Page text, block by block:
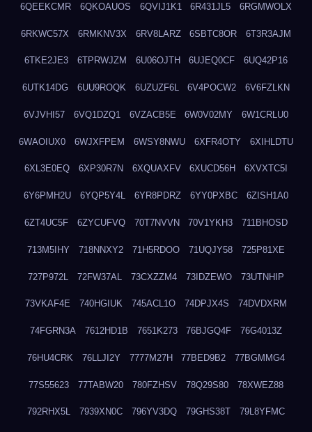
6QEEKCMR 6QKOAUOS 6QVIJ1K1 6R431JL5 6RGMWOLX
6RKWC57X 6RMKNV3X 6RV8LARZ 6SBTC8OR 6T3R3AJM
6TKE2JE3 6TPRWJZM 6U06OJTH 6UJEQ0CF 6UQ42P16
6UTK14DG 6UU9ROQK 6UZUZF6L 6V4POCW2 6V6FZLKN
6VJVHI57 6VQ1DZQ1 6VZACB5E 6W0V02MY 6W1CRLU0
6WAOIUX0 6WJXFPEM 6WSY8NWU 6XFR4OTY 6XIHLDTU
6XL3E0EQ 6XP30R7N 6XQUAXFV 6XUCD56H 6XVXTC5I
6Y6PMH2U 6YQP5Y4L 6YR8PDRZ 6YY0PXBC 6ZISH1A0
6ZT4UC5F 6ZYCUFVQ 70T7NVVN 70V1YKH3 711BHOSD
713M5IHY 718NNXY2 71H5RDOO 71UQJY58 725P81XE
727P972L 72FW37AL 73CXZZM4 73IDZEWO 73UTNHIP
73VKAF4E 740HGIUK 745ACL1O 74DPJX4S 74DVDXRM
74FGRN3A 7612HD1B 7651K273 76BJGQ4F 76G4013Z
76HU4CRK 76LLJI2Y 7777M27H 77BED9B2 77BGMMG4
77S55623 77TABW20 780FZHSV 78Q29S80 78XWEZ88
792RHX5L 7939XN0C 796YV3DQ 79GHS38T 79L8YFMC